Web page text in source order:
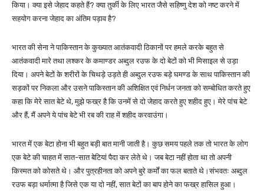
किया। क्या इसे जेहाद कहते हैं? क्या तुर्की के लिए भारत जैसे सहिष्णु देश को नष्ट करने में
सहयोग करना जेहाद का अंतिम पड़ाव है?
भारत की सेना ने पाकिस्तान के कुख्यात आतंकवादी ठिकानों पर हमले करके बहुत से
आतंकवादी मारे तथा लश्कर के कमाण्डर अब्दुल रउफ के दो बेटों को भी मिसाइल से उड़ा
दिया। अपने बेटों के शरीरों के चिथड़े उड़ते ही अब्दुल रउफ बड़े घमण्ड के साथ पाकिस्तान की
सड़कों पर निकला और उसने पाकिस्तान की अशिक्षित एवं निर्धन जनता को सम्बोधित करते हुए
कहा कि मेरे सात बेटे थे, मुझे फख्र है कि उनमें से दो जेहाद करते हुए शहीद हुए। मेरे पांच बेटे
और हैं, मैं अपने ये पांच बेटे भी रब की राह में शहीद करवाउंगा।
भारत में एक बेटा होना भी बहुत बड़ी बात मानी जाती है। कुछ समय पहले तक तो भारत के लोग
एक बेटे की चाहत में सात-सात बेटियां पैदा कर लेते थे। जब बेटा नहीं होता था तो अपनी
किस्मत को कोसते थे। और पुत्रहीनता को अपने बुरे कर्मों का फल बताते थे।संभवतः अब्दुल
रउफ बड़ा धर्मात्मा है जिसे एक या दो नहीं, सात बेटों का बाप होने का फख्र हासिल हुआ।